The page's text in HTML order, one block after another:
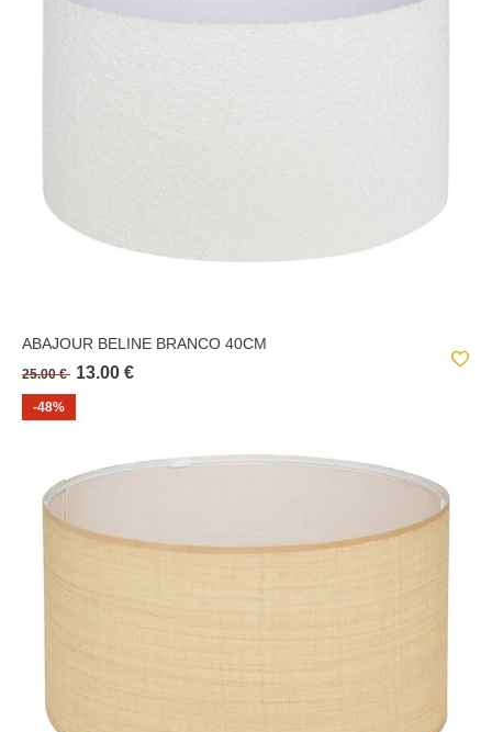
ABAJOUR BELINE BRANCO 40CM
25.00 € 13.00 €
-48%